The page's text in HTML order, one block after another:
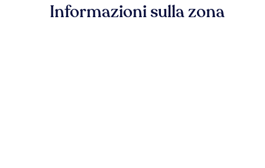
Informazioni sulla zona